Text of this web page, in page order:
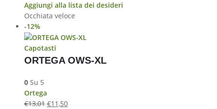
Aggiungi alla lista dei desideri
Occhiata veloce
-12%
Capotasti
ORTEGA OWS-XL
0Su 5
Ortega
€13,01 €11,50